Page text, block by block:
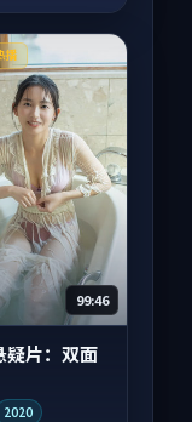
播
99:46
疑片：双面
2020